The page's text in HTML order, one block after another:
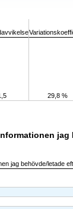
29,8 %
jag
jag behövde/letade